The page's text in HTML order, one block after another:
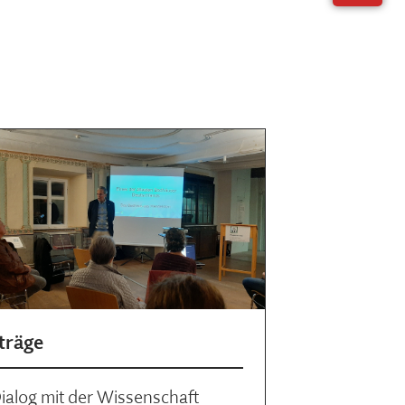
mit der Wissenschaft